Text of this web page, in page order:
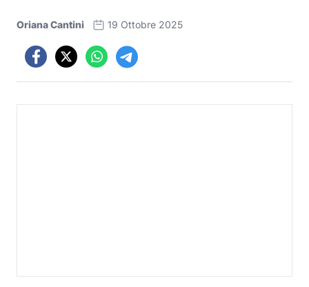
Oriana Cantini 19 Ottobre 2025